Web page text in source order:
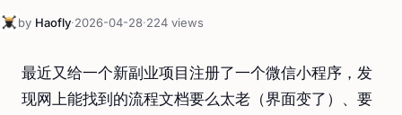
by Haofly·2026-04-28·224 views
最近又给一个新副业项目注册了一个微信小程序，发
现网上能找到的流程文档要么太老（界面变了）、要